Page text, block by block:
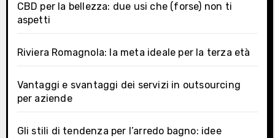
CBD per la bellezza: due usi che (forse) non ti
aspetti
Riviera Romagnola: la meta ideale per la terza età
Vantaggi e svantaggi dei servizi in outsourcing
per aziende
Gli stili di tendenza per l’arredo bagno: idee